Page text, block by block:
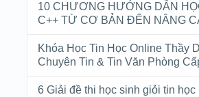
10 CHƯƠNG HƯỚNG DẪN
C++ TỪ CƠ BẢN ĐẾN NÂNG
Khóa Học Tin Học Online Thầy
Chuyên Tin & Tin Văn Phòng
6 Giải đề thi học sinh giỏi tin